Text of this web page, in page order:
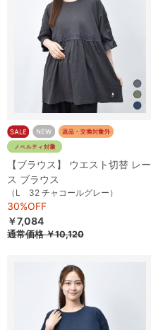
【ブラウス】 ウエスト切替 レー
ス ブラウス
（L 32 チャコールグレー）
30%OFF
￥7,084
通常価格￥10,120